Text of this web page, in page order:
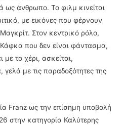
ως άνθρωπο. Το φιλμ κινείται
με εικόνες που φέρνουν
Στον κεντρικό ρόλο,
Κάφκα που δεν είναι φάντασμα,
το χέρι, ασκείται,
γελά με τις παραδοξότητες της
Franz ως την επίσημη υποβολή
στην κατηγορία Καλύτερης